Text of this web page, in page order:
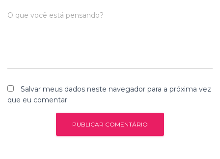
O que você está pensando?
Salvar meus dados neste navegador para a próxima vez
que eu comentar.